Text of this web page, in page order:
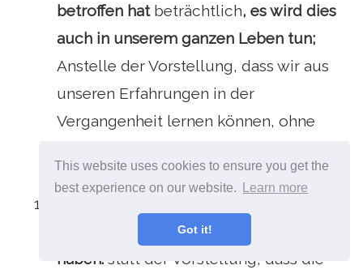
This website uses cookies to ensure you get the
best experience on our website.
Learn more
Got it!
betroffen hatbeträchtlich, es wird dies
auch in unserem ganzen Leben tun;
Anstelle der Vorstellung, dass wir aus
unseren Erfahrungen in der
Vergangenheit lernen können, ohne
sein.
perfekte Kontrolle über die Dinge
haben. statt der Vorstellung, dass die